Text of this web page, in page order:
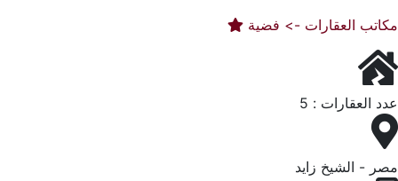
مكاتب العقارات -> فضية
عدد العقارات : 5
مصر - الشيخ زايد